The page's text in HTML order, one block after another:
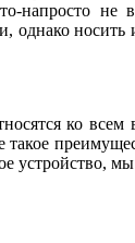
напросто
ко
устройство, мы